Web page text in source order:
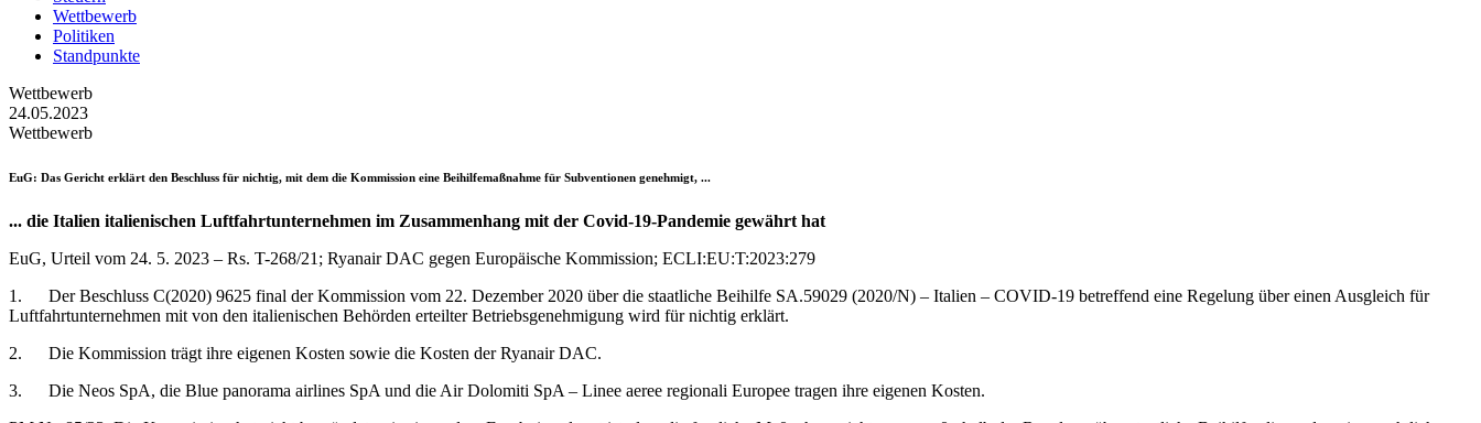
Wettbewerb
Politiken
Standpunkte
Wettbewerb
24.05.2023
Wettbewerb
EuG: Das Gericht erklärt den Beschluss für nichtig, mit dem die Kommission eine Beihilfemaßnahme für Subventionen genehmigt, ...
... die Italien italienischen Luftfahrtunternehmen im Zusammenhang mit der Covid-19-Pandemie gewährt hat
EuG, Urteil vom 24. 5. 2023 – Rs. T-268/21; Ryanair DAC gegen Europäische Kommission; ECLI:EU:T:2023:279
1. Der Beschluss C(2020) 9625 final der Kommission vom 22. Dezember 2020 über die staatliche Beihilfe SA.59029 (2020/N) – Italien – COVID-19 betreffend eine Regelung über einen Ausgleich für
Luftfahrtunternehmen mit von den italienischen Behörden erteilter Betriebsgenehmigung wird für nichtig erklärt.
2. Die Kommission trägt ihre eigenen Kosten sowie die Kosten der Ryanair DAC.
3. Die Neos SpA, die Blue panorama airlines SpA und die Air Dolomiti SpA – Linee aeree regionali Europee tragen ihre eigenen Kosten.